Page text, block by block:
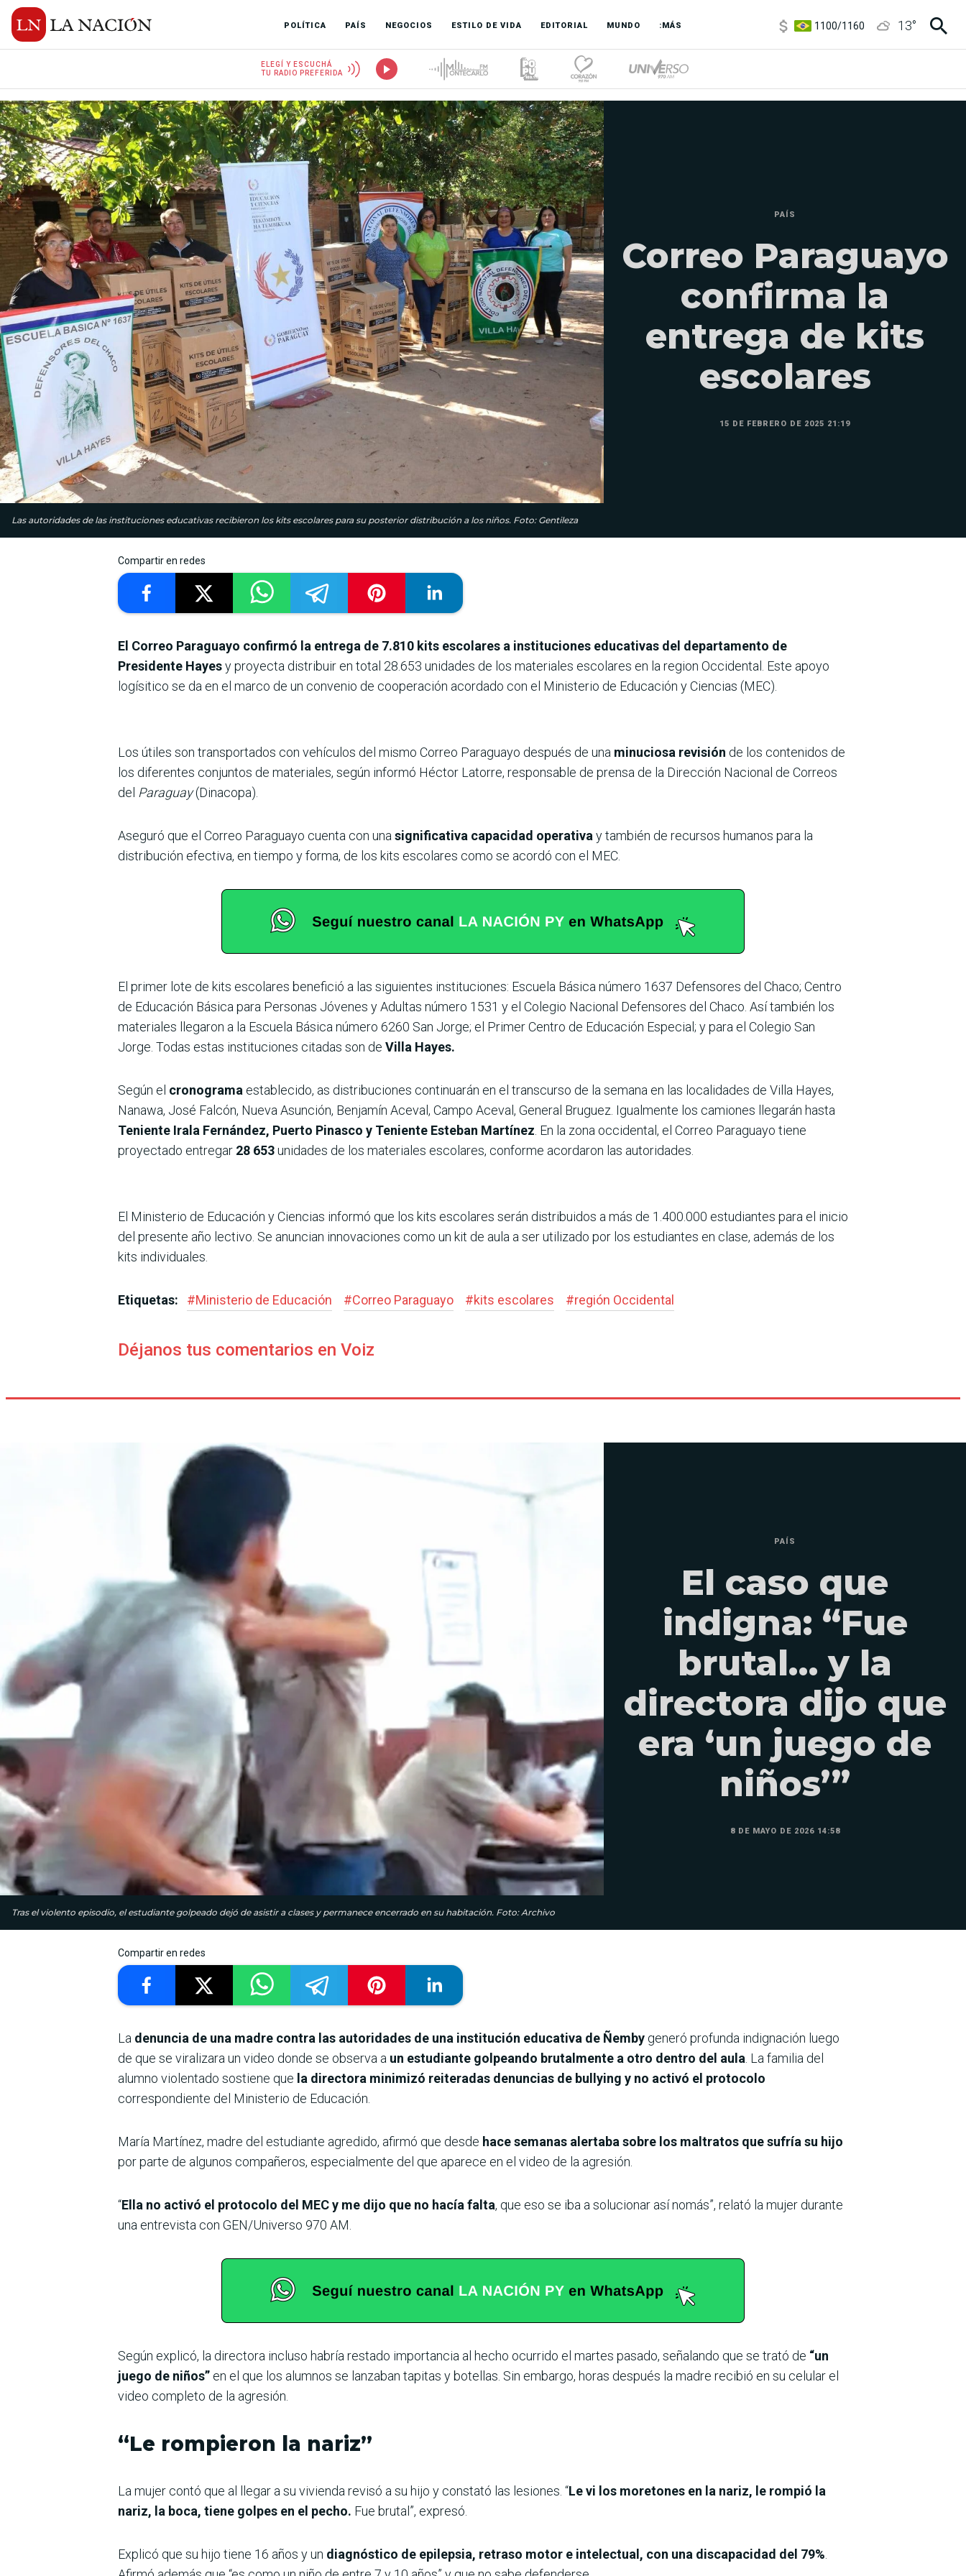
POLÍTICA PAÍS NEGOCIOS ESTILO DE VIDA EDITORIAL MUNDO :MÁS
3,8/4
13°
ELEGÍ Y ESCUCHÁ
TU RADIO PREFERIDA
Las autoridades de las instituciones educativas recibieron los kits escolares para su posterior distribución a los niños. Foto: Gentileza
PAÍS
Correo Paraguayo
confirma la
entrega de kits
escolares
15 DE FEBRERO DE 2025 21:19
Compartir en redes
El Correo Paraguayo confirmó la entrega de 7.810 kits escolares a instituciones educativas del departamento de
Presidente Hayesy proyecta distribuir en total 28.653 unidades de los materiales escolares en la region Occidental. Este apoyo
logísitico se da en el marco de un convenio de cooperación acordado con el Ministerio de Educación y Ciencias (MEC).
Los útiles son transportados con vehículos del mismo Correo Paraguayo después de una minuciosa revisión de los contenidos de
los diferentes conjuntos de materiales, según informó Héctor Latorre, responsable de prensa de la Dirección Nacional de Correos
del Paraguay(Dinacopa).
Aseguró que el Correo Paraguayo cuenta con una significativa capacidad operativa y también de recursos humanos para la
distribución efectiva, en tiempo y forma, de los kits escolares como se acordó con el MEC.
El primer lote de kits escolares benefició a las siguientes instituciones: Escuela Básica número 1637 Defensores del Chaco; Centro
de Educación Básica para Personas Jóvenes y Adultas número 1531 y el Colegio Nacional Defensores del Chaco. Así también los
materiales llegaron a la Escuela Básica número 6260 San Jorge; el Primer Centro de Educación Especial; y para el Colegio San
Jorge. Todas estas instituciones citadas son de Villa Hayes.
Según el cronograma establecido, as distribuciones continuarán en el transcurso de la semana en las localidades de Villa Hayes,
Nanawa, José Falcón, Nueva Asunción, Benjamín Aceval, Campo Aceval, General Bruguez. Igualmente los camiones llegarán hasta
Teniente Irala Fernández, Puerto Pinasco y Teniente Esteban Martínez . En la zona occidental, el Correo Paraguayo tiene
proyectado entregar 28 653unidades de los materiales escolares, conforme acordaron las autoridades.
El Ministerio de Educación y Ciencias informó que los kits escolares serán distribuidos a más de 1.400.000 estudiantes para el inicio
del presente año lectivo. Se anuncian innovaciones como un kit de aula a ser utilizado por los estudiantes en clase, además de los
kits individuales.
Etiquetas: #Ministerio de Educación #Correo Paraguayo #kits escolares #región Occidental
Déjanos tus comentarios en Voiz
Tras el violento episodio, el estudiante golpeado dejó de asistir a clases y permanece encerrado en su habitación. Foto: Archivo
PAÍS
El caso que
indigna: “Fue
brutal… y la
directora dijo que
era ‘un juego de
niños’”
8 DE MAYO DE 2026 14:58
Compartir en redes
La denuncia de una madre contra las autoridades de una institución educativa de Ñemby generó profunda indignación luego
de que se viralizara un video donde se observa a un estudiante golpeando brutalmente a otro dentro del aula. La familia del
alumno violentado sostiene que la directora minimizó reiteradas denuncias de bullying y no activó el protocolo
correspondiente del Ministerio de Educación.
María Martínez, madre del estudiante agredido, afirmó que desde hace semanas alertaba sobre los maltratos que sufría su hijo
por parte de algunos compañeros, especialmente del que aparece en el video de la agresión.
“Ella no activó el protocolo del MEC y me dijo que no hacía falta, que eso se iba a solucionar así nomás”, relató la mujer durante
una entrevista con GEN/Universo 970 AM.
Según explicó, la directora incluso habría restado importancia al hecho ocurrido el martes pasado, señalando que se trató de “un
juego de niños” en el que los alumnos se lanzaban tapitas y botellas. Sin embargo, horas después la madre recibió en su celular el
video completo de la agresión.
“Le rompieron la nariz”
La mujer contó que al llegar a su vivienda revisó a su hijo y constató las lesiones. “Le vi los moretones en la nariz, le rompió la
nariz, la boca, tiene golpes en el pecho. Fue brutal”, expresó.
Explicó que su hijo tiene 16 años y un diagnóstico de epilepsia, retraso motor e intelectual, con una discapacidad del 79%.